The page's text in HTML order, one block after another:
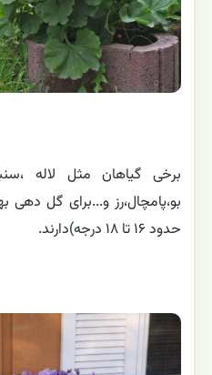
برخی گیاهان مثل لاله
بو،پامچال،رز و...برای گل
حدود ۱۶ تا ۱۸ درجه)دارند.